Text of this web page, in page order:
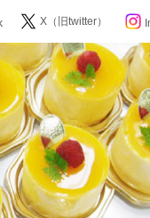
ス
お知らせ
X（旧twitter）